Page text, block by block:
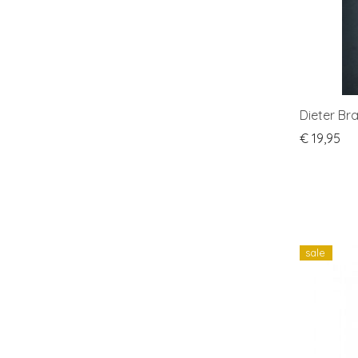
Dieter
€19,95
sale